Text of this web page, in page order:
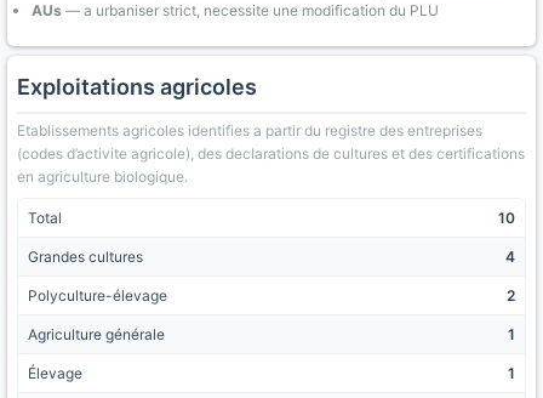
AUs — a urbaniser strict, necessite une modification du PLU
Exploitations agricoles
Etablissements agricoles identifies a partir du registre des entreprises
(codes d’activite agricole), des declarations de cultures et des certifications
en agriculture biologique.
Total 10
Grandes cultures 4
Polyculture-élevage 2
Agriculture générale 1
Élevage 1